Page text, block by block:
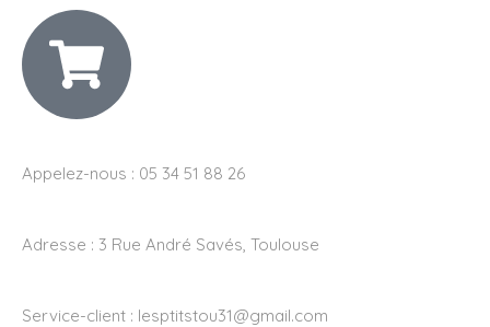
Appelez-nous : 05 34 51 88 26
Adresse : 3 Rue André Savés, Toulouse
Service-client : lesptitstou31@gmail.com